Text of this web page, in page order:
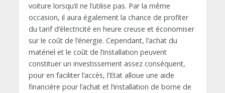
voiture lorsqu’il ne l’utilise pas. Par la même
occasion, il aura également la chance de profiter
du tarif d’électricité en heure creuse et économiser
sur le coût de l’énergie. Cependant, l’achat du
matériel et le coût de l’installation peuvent
constituer un investissement assez conséquent,
pour en faciliter l’accès, l’Etat alloue une aide
financière pour l’achat et l’installation de borne de